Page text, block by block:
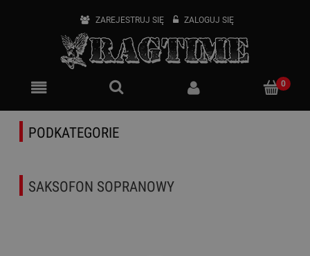
ZAREJESTRUJ SIĘ ZALOGUJ SIĘ
PODKATEGORIE
SAKSOFON SOPRANOWY